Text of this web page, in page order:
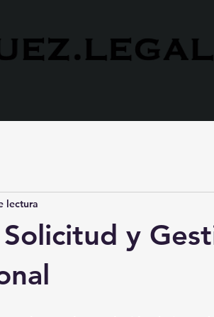
y
lectura